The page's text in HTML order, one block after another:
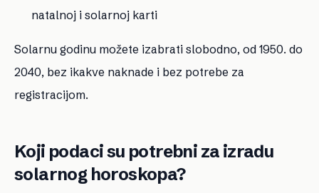
natalnoj i solarnoj karti
Solarnu godinu možete izabrati slobodno, od 1950. do
2040, bez ikakve naknade i bez potrebe za
registracijom.
Koji podaci su potrebni za izradu
solarnog horoskopa?